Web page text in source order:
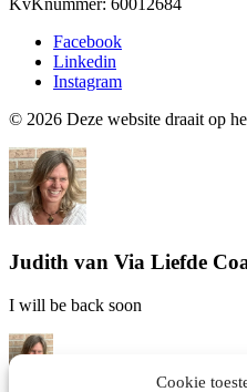
Cookie
KvKnummer: 60012684
Facebook
Linkedin
Instagram
© 2026 Deze website draait op
Judith van Via Liefde
I will be back soon